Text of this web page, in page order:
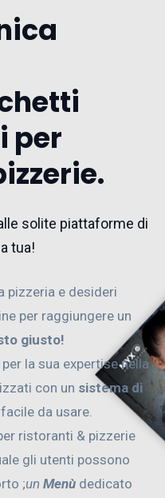
per
solite piattaforme di
tua!
pizzeria e desideri
per raggiungere un
giusto!
la sua expertise nella
con un sistema di
da usare.
ristoranti & pizzerie
gli utenti possono
;un Menù dedicato